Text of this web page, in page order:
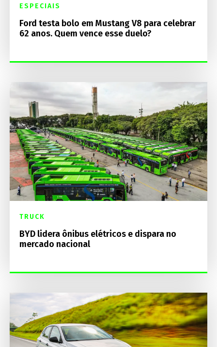
ESPECIAIS
Ford testa bolo em Mustang V8 para celebrar
62 anos. Quem vence esse duelo?
TRUCK
BYD lidera ônibus elétricos e dispara no
mercado nacional